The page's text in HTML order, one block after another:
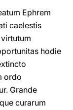
Ephrem
caelestis
hodie
ordo
Grande
curarum